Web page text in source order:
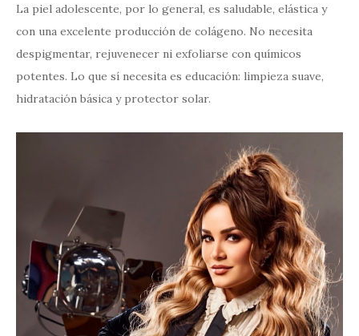
La piel adolescente, por lo general, es saludable, elástica y
con una excelente producción de colágeno. No necesita
despigmentar, rejuvenecer ni exfoliarse con químicos
potentes. Lo que sí necesita es educación: limpieza suave,
hidratación básica y protector solar.